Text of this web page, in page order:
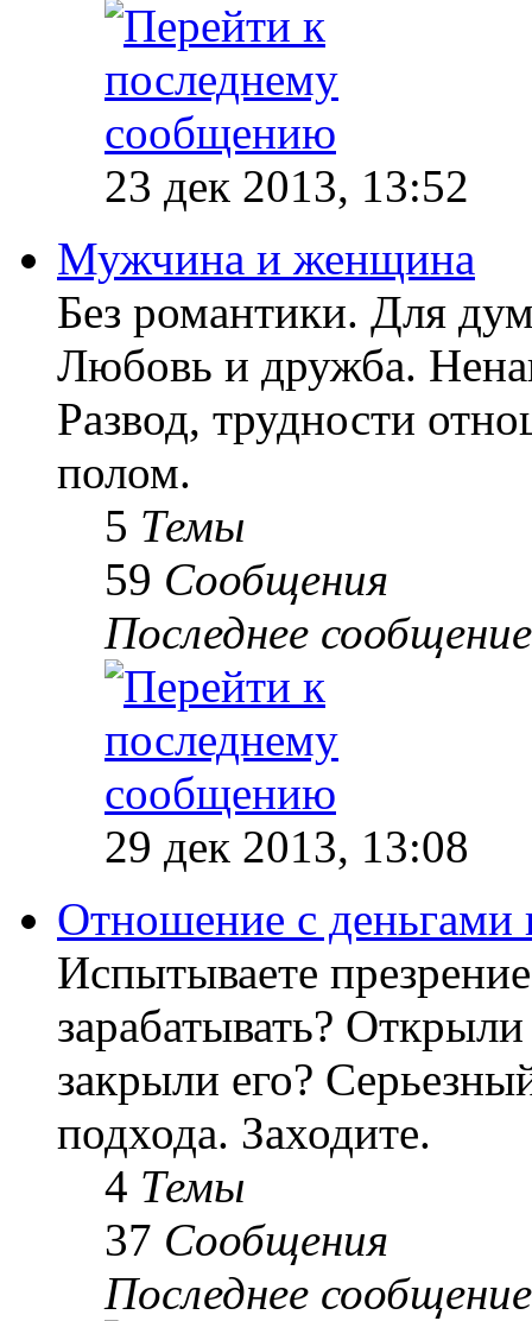
23 дек 2013, 13:52
Мужчина и женщина
Без романтики. Для
Любовь и дружба.
Развод, трудности
полом.
5 Темы
59 Сообщения
Последнее сообщение
29 дек 2013, 13:08
Отношение с деньгами
Испытываете
зарабатывать?
закрыли его?
подхода. Заходите.
4 Темы
37 Сообщения
Последнее сообщение